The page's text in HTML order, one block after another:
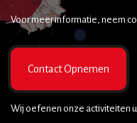
Voor meer informatie, neem
Contact Opnemen
Wij oefenen onze activiteiten